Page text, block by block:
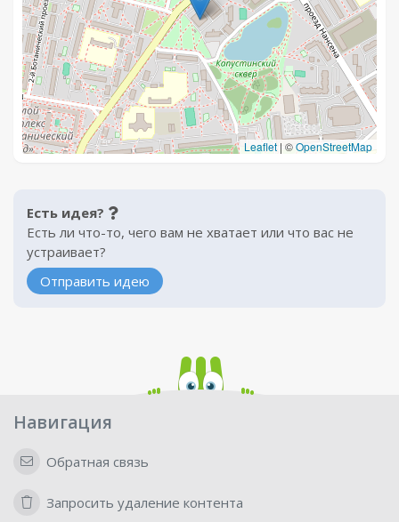
Leaflet | ©OpenStreetMap
Есть идея?
Есть ли что-то, чего вам не хватает или что вас не
устраивает?
Отправить идею
Навигация
Обратная связь
Запросить удаление контента